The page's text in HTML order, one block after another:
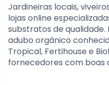
Jardineiras locais,
lojas online
substratos de
adubo orgânico
Tropical, Fertihouse e
fornecedores com boas